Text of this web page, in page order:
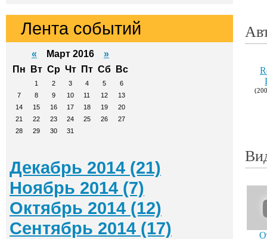
Лента событий
« Март 2016 »
Пн
Вт Ср Чт Пт Сб Вс
1 2 3 4 5
6
7
8 9 10 11 12
13
14
15 16 17 18 19
20
21
22 23 24 25 26
27
28
29 30 31
Декабрь 2014 (21)
Ноябрь 2014 (7)
Октябрь 2014 (12)
Сентябрь 2014 (17)